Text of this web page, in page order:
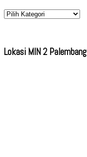
Kategori
Lokasi MIN 2 Palembang